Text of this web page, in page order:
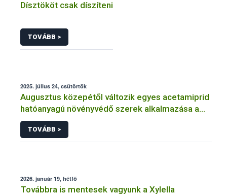
Dísztököt csak díszíteni
TOVÁBB >
2025. július 24, csütörtök
Augusztus közepétől változik egyes acetamiprid
hatóanyagú növényvédő szerek alkalmazása a
határérték csökkentése miatt
TOVÁBB >
2026. január 19, hétfő
Továbbra is mentesek vagyunk a Xylella